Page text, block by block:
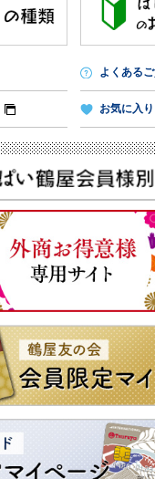
よくある
お気に入り